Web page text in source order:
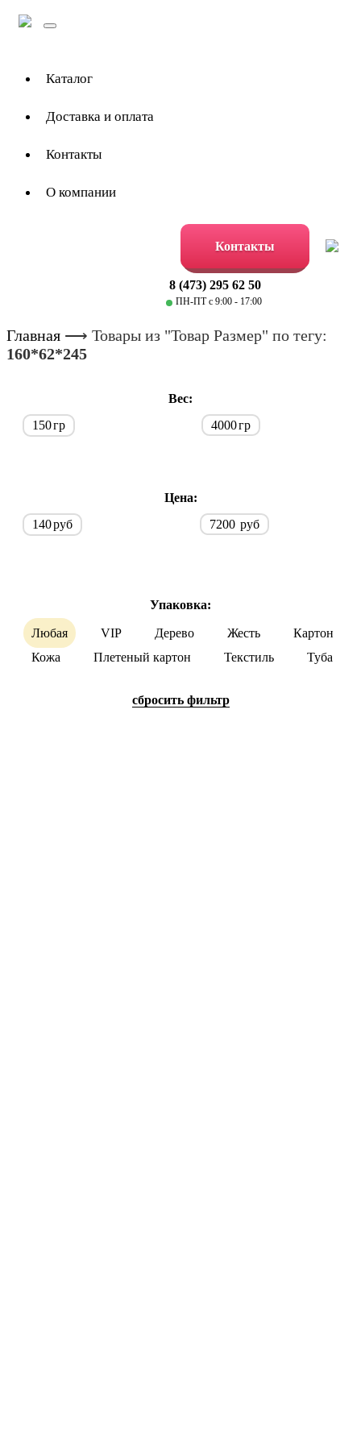
Toggle
Каталог
Доставка и оплата
Контакты
О компании
Контакты
8 (473) 295 62 50
ПН-ПТ с 9:00 - 17:00
Главная ⟶ Товары из "Товар Размер" по тегу:
160*62*245
Вес:
150гр 4000гр
Цена:
140руб 7200 руб
Упаковка:
Любая VIP Дерево Жесть
Картон
Кожа
Плетеный картон Текстиль Туба
cбросить фильтр